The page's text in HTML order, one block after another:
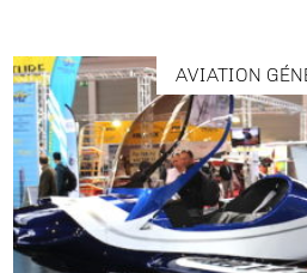
AVIATION